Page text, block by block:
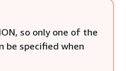
so only one of the
be specified when